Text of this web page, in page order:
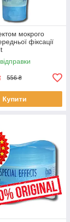
мокрого
фіксації
556 ₴
Купити